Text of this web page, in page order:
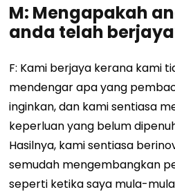
M: Mengapakah
anda telah
F: Kami berjaya kerana kami
mendengar apa yang
inginkan, dan kami sentiasa
keperluan yang belum
Hasilnya, kami sentiasa
semudah mengembangkan
seperti ketika saya mula-